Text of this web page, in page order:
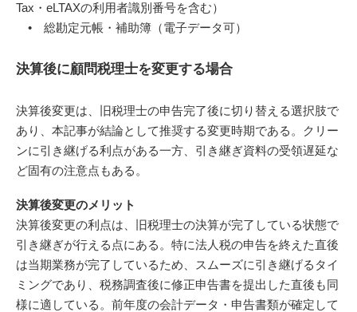
Tax・eLTAXの利用者識別番号を含む）
• 総勘定元帳・補助簿（電子データ可）
決算後に顧問税理士を変更する場合
決算後変更は、旧税理士の申告完了後に切り替える選択肢で
あり、本記事が結論として推奨する変更時期である。クリー
ンに引き継げる利点がある一方、引き継ぎ資料の受領遅延な
ど固有の注意点もある。
決算後変更のメリット
決算後変更の利点は、旧税理士の決算が完了している状態で
引き継ぎが行える点にある。特に法人税の申告を終えた直後
は当期業務が完了しているため、スムーズに引き継げるタイ
ミングであり、税務調査後に修正申告書を提出した直後も同
様に適している。前年度の会計データ・申告書類が確定して